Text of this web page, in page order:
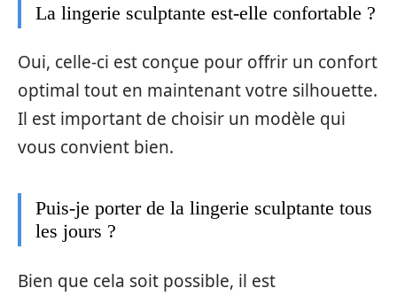
La lingerie sculptante est-elle confortable ?
Oui, celle-ci est conçue pour offrir un confort
optimal tout en maintenant votre silhouette.
Il est important de choisir un modèle qui
vous convient bien.
Puis-je porter de la lingerie sculptante tous
les jours ?
Bien que cela soit possible, il est